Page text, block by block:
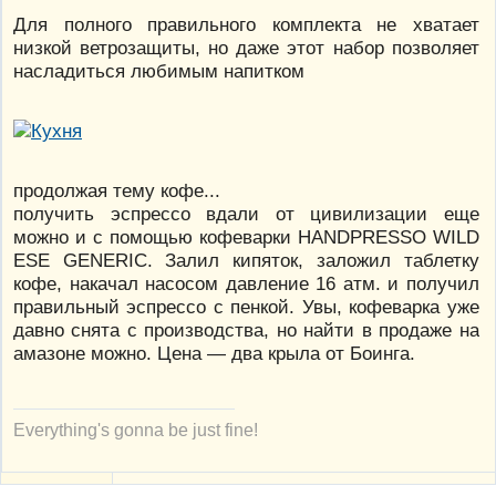
Для полного правильного комплекта не хватает
низкой ветрозащиты, но даже этот набор позволяет
насладиться любимым напитком
продолжая тему кофе...
получить эспрессо вдали от цивилизации еще
можно и с помощью кофеварки HANDPRESSO WILD
ESE GENERIC. Залил кипяток, заложил таблетку
кофе, накачал насосом давление 16 атм. и получил
правильный эспрессо с пенкой. Увы, кофеварка уже
давно снята с производства, но найти в продаже на
амазоне можно. Цена — два крыла от Боинга.
Everything's gonna be just fine!